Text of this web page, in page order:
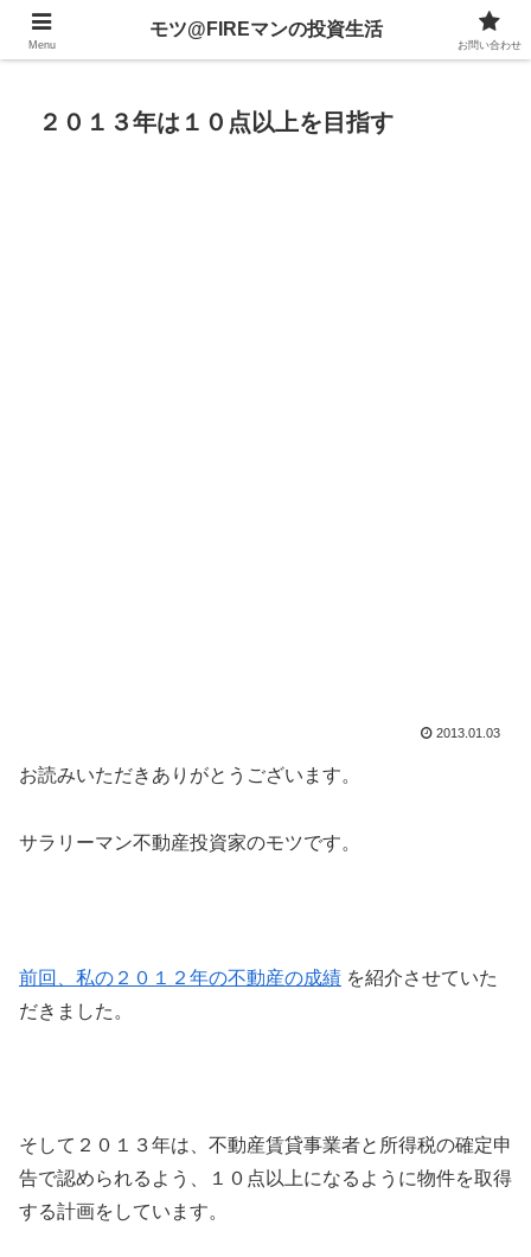
不動産、投資信託、暗号資産、株式、等々への投資について
２０１３年は１０点以上を目指す
2013.01.03
お読みいただきありがとうございます。
サラリーマン不動産投資家のモツです。
前回、私の２０１２年の不動産の成績 を紹介させていた
だきました。
そして２０１３年は、不動産賃貸事業者と所得税の確定申
告で認められるよう、１０点以上になるように物件を取得
する計画をしています。
Menu
モツ@FIREマンの投資生活
お問い合わせ